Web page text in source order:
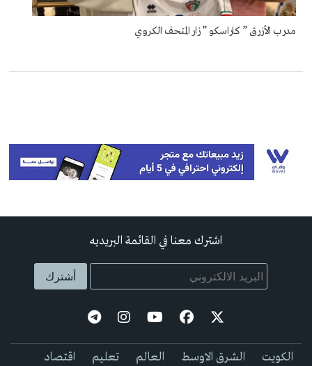
مدرب الأزرق ” كاراسكو ” زار المتحف الكروي
اشترك معنا في القائمة البريديه
الكويت الشرق الاوسط العالم تعليم اقتصاد